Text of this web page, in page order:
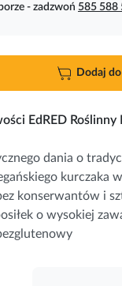
- zadzwoń 585 588
Dodaj
EdRED
dania o
kurczaka
konserwantów i
o wysokiej